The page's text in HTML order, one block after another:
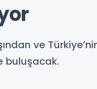
ve
buluşacak.